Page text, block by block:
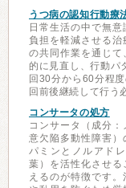
うつ病の認知行動療
日常生活の中で無
負担を軽減させる治
の共同作業を通じ
的に見直し、行動パ
回30分から60分程
回前後継続して行う
コンサータの処方
コンサータ（成分
意欠陥多動性障害）
パミンとノルアド
葉）を活性化させる
えるのが特徴です